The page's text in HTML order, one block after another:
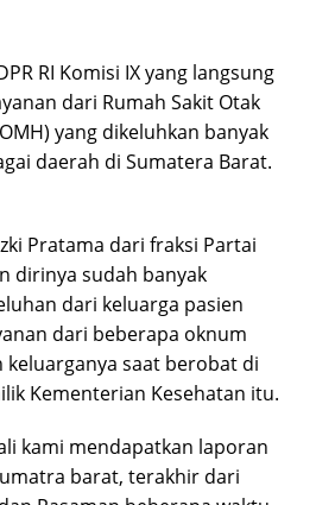
RI Komisi IX yang langsung
dari Rumah Sakit Otak
yang dikeluhkan banyak
daerah di Sumatera Barat.
Pratama dari fraksi Partai
dirinya sudah banyak
dari keluarga pasien
dari beberapa oknum
keluarganya saat berobat di
Kementerian Kesehatan itu.
kami mendapatkan laporan
barat, terakhir dari